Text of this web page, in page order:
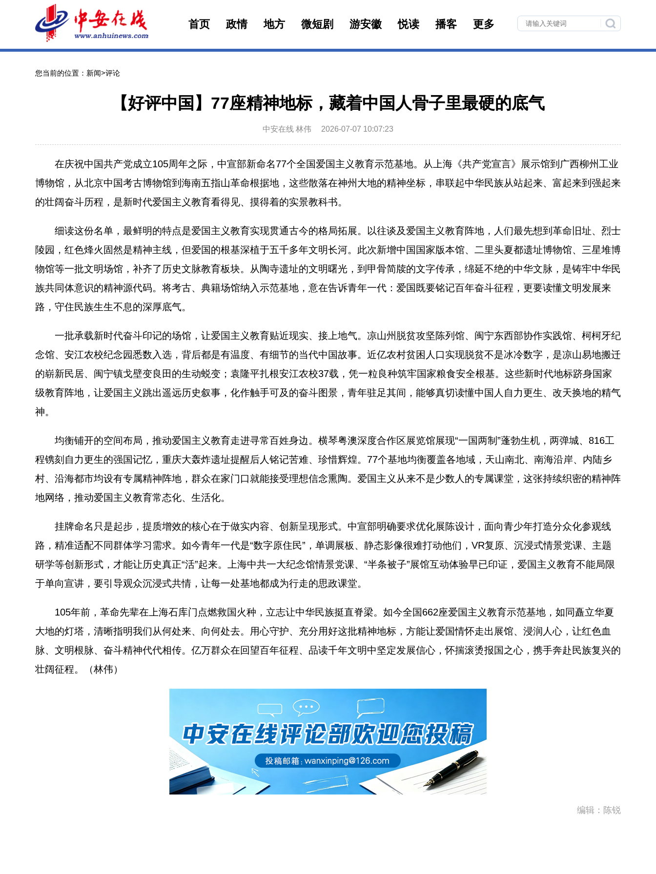
首页 政情 地方 微短剧 游安徽 悦读 播客 更多
您当前的位置：新闻>评论
【好评中国】77座精神地标，藏着中国人骨子里最硬的底气
中安在线 林伟 2026-07-07 10:07:23
在庆祝中国共产党成立105周年之际，中宣部新命名77个全国爱国主义教育示范基地。从上海《共产党宣言》展示馆到广西柳州工业
博物馆，从北京中国考古博物馆到海南五指山革命根据地，这些散落在神州大地的精神坐标，串联起中华民族从站起来、富起来到强起来
的壮阔奋斗历程，是新时代爱国主义教育看得见、摸得着的实景教科书。
细读这份名单，最鲜明的特点是爱国主义教育实现贯通古今的格局拓展。以往谈及爱国主义教育阵地，人们最先想到革命旧址、烈士
陵园，红色烽火固然是精神主线，但爱国的根基深植于五千多年文明长河。此次新增中国国家版本馆、二里头夏都遗址博物馆、三星堆博
物馆等一批文明场馆，补齐了历史文脉教育板块。从陶寺遗址的文明曙光，到甲骨简牍的文字传承，绵延不绝的中华文脉，是铸牢中华民
族共同体意识的精神源代码。将考古、典籍场馆纳入示范基地，意在告诉青年一代：爱国既要铭记百年奋斗征程，更要读懂文明发展来
路，守住民族生生不息的深厚底气。
一批承载新时代奋斗印记的场馆，让爱国主义教育贴近现实、接上地气。凉山州脱贫攻坚陈列馆、闽宁东西部协作实践馆、柯柯牙纪
念馆、安江农校纪念园悉数入选，背后都是有温度、有细节的当代中国故事。近亿农村贫困人口实现脱贫不是冰冷数字，是凉山易地搬迁
的崭新民居、闽宁镇戈壁变良田的生动蜕变；袁隆平扎根安江农校37载，凭一粒良种筑牢国家粮食安全根基。这些新时代地标跻身国家
级教育阵地，让爱国主义跳出遥远历史叙事，化作触手可及的奋斗图景，青年驻足其间，能够真切读懂中国人自力更生、改天换地的精气
神。
均衡铺开的空间布局，推动爱国主义教育走进寻常百姓身边。横琴粤澳深度合作区展览馆展现“一国两制”蓬勃生机，两弹城、816工
程镌刻自力更生的强国记忆，重庆大轰炸遗址提醒后人铭记苦难、珍惜辉煌。77个基地均衡覆盖各地域，天山南北、南海沿岸、内陆乡
村、沿海都市均设有专属精神阵地，群众在家门口就能接受理想信念熏陶。爱国主义从来不是少数人的专属课堂，这张持续织密的精神阵
地网络，推动爱国主义教育常态化、生活化。
挂牌命名只是起步，提质增效的核心在于做实内容、创新呈现形式。中宣部明确要求优化展陈设计，面向青少年打造分众化参观线
路，精准适配不同群体学习需求。如今青年一代是“数字原住民”，单调展板、静态影像很难打动他们，VR复原、沉浸式情景党课、主题
研学等创新形式，才能让历史真正“活”起来。上海中共一大纪念馆情景党课、“半条被子”展馆互动体验早已印证，爱国主义教育不能局限
于单向宣讲，要引导观众沉浸式共情，让每一处基地都成为行走的思政课堂。
105年前，革命先辈在上海石库门点燃救国火种，立志让中华民族挺直脊梁。如今全国662座爱国主义教育示范基地，如同矗立华夏
大地的灯塔，清晰指明我们从何处来、向何处去。用心守护、充分用好这批精神地标，方能让爱国情怀走出展馆、浸润人心，让红色血
脉、文明根脉、奋斗精神代代相传。亿万群众在回望百年征程、品读千年文明中坚定发展信心，怀揣滚烫报国之心，携手奔赴民族复兴的
壮阔征程。（林伟）
编辑：陈锐